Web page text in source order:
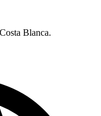
Blanca.